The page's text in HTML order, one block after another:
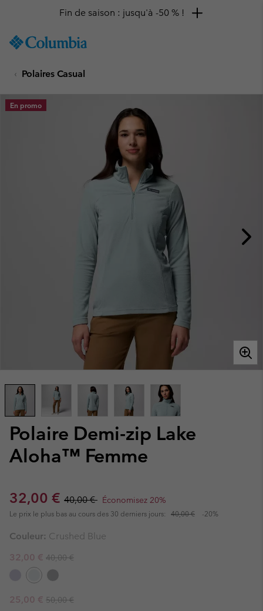
TO
SKIP
MAIN
NAV
Fin de saison : jusqu'à -50 % !
Polaires Casual
Polaire Demi-zip Lake
Aloha™ Femme
Sale price:
32,00 € Regular price:
40,00 € Économisez 20%
Le prix le plus bas au cours des 30 derniers jours: 40,00 € -20%
En promo
Couleur: Crushed Blue
Sale price:
32,00 € Regular price:
40,00 €
Sale price:
25,00 € Regular price:
50,00 €